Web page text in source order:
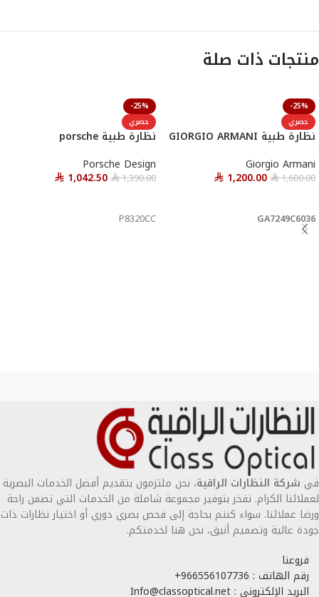
منتجات ذات صلة
-25%
حصري
نظارة طبية GIORGIO ARMANI
Giorgio Armani
⃁1,600.00
⃁ 1,200.00
GA7249C6036
-25%
حصري
نظارة طبية porsche
Porsche Design
⃁1,390.00
⃁ 1,042.50
P8320CC
في شركة النظارات الراقية، نحن ملتزمون بتقديم أفضل الخدمات البصرية
لعملائنا الكرام. نفخر بتوفير مجموعة شاملة من الخدمات التي تضمن راحة
ورضا عملائنا. سواء كنتم بحاجة إلى فحص بصري دوري أو اختيار نظارات ذات
جودة عالية وتصميم أنيق، نحن هنا لخدمتكم.
فروعنا
رقم الهاتف : 966556107736+
البريد الإلكتروني : Info@classoptical.net